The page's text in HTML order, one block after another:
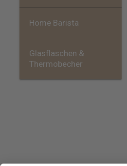
Home Barista
Glasflaschen &
Thermobecher